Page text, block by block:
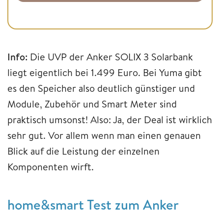
Info: Die UVP der Anker SOLIX 3 Solarbank
liegt eigentlich bei 1.499 Euro. Bei Yuma gibt
es den Speicher also deutlich günstiger und
Module, Zubehör und Smart Meter sind
praktisch umsonst! Also: Ja, der Deal ist wirklich
sehr gut. Vor allem wenn man einen genauen
Blick auf die Leistung der einzelnen
Komponenten wirft.
home&smart Test zum Anker